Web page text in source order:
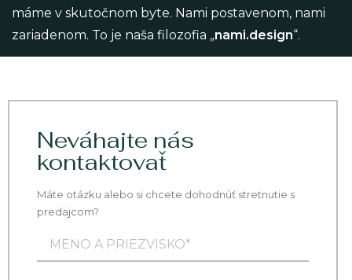
máme v skutočnom byte. Nami postavenom, nami
zariadenom. To je naša filozofia „nami.design“.
Neváhajte nás
kontaktovať
Máte otázku alebo si chcete dohodnúť stretnutie s
predajcom?